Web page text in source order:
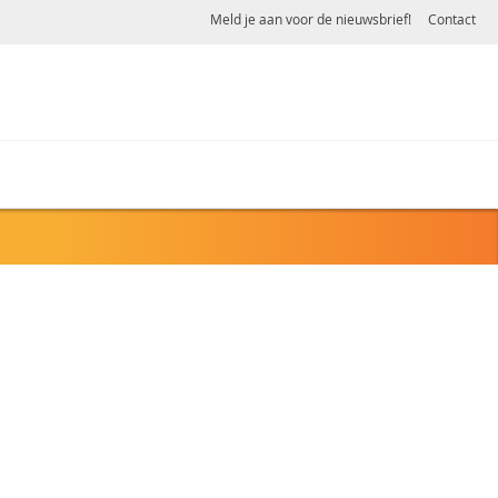
Meld je aan voor de nieuwsbrief! Contact